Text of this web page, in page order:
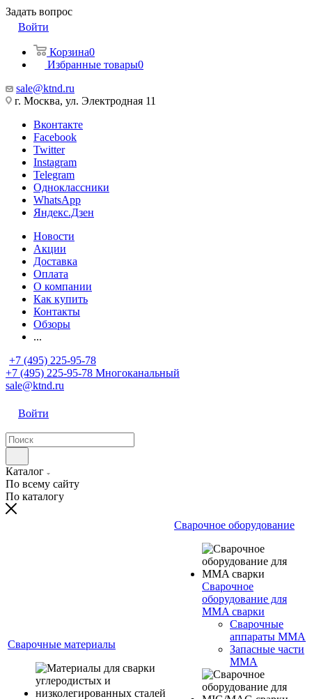
Задать вопрос
Войти
Корзина0
Избранные товары0
sale@ktnd.ru
г. Москва, ул. Электродная 11
Вконтакте
Facebook
Twitter
Instagram
Telegram
Одноклассники
WhatsApp
Яндекс.Дзен
Новости
Акции
Доставка
Оплата
О компании
Как купить
Контакты
Обзоры
...
+7 (495) 225-95-78
+7 (495) 225-95-78 Многоканальный
sale@ktnd.ru
Войти
Каталог
По всему сайту
По каталогу
Сварочные материалы
Сварочное оборудование
Сварочное
оборудование для
MMA сварки
Сварочные
аппараты MMA
Запасные части
MMA